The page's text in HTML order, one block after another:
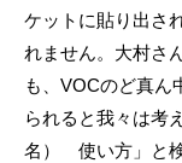
ケットに貼り出さ
れません。大村さ
も、VOCのど真ん
られると我々は考
名） 使い方」と